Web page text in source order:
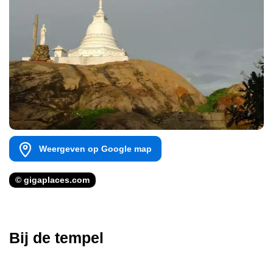
Weergeven op Google map
© gigaplaces.com
Bij de tempel